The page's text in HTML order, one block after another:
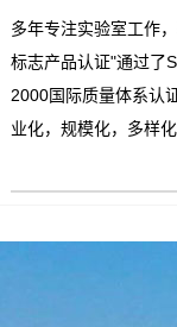
多年专注实验室工作
标志产品认证"通过了
2000国际质量体系认
业化，规模化，多样化